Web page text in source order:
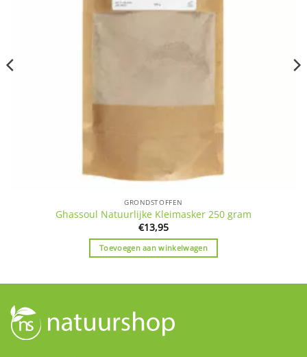
GRONDSTOFFEN
Ghassoul Natuurlijke Kleimasker 250 gram
€13,95
Toevoegen aan winkelwagen